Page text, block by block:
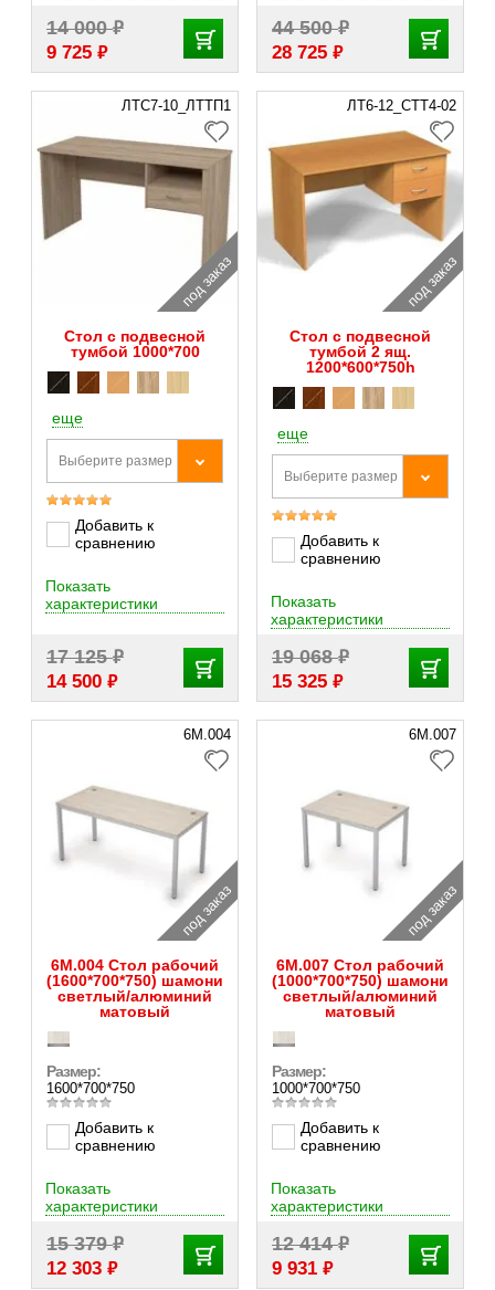
14 000₽
9 725 ₽
44 500₽
28 725 ₽
ЛТС7-10_ЛТТП1
под заказ
Стол с подвесной
тумбой 1000*700
еще
Выберите размер
Добавить к
сравнению
17 125₽
14 500 ₽
Показать
характеристики
ЛТ6-12_СТT4-02
под заказ
Стол с подвесной
тумбой 2 ящ.
1200*600*750h
еще
Выберите размер
Добавить к
сравнению
19 068₽
15 325 ₽
Показать
характеристики
6М.004
под заказ
6М.004 Стол рабочий
(1600*700*750) шамони
светлый/алюминий
матовый
Размер:
1600*700*750
Добавить к
сравнению
15 379₽
12 303 ₽
Показать
характеристики
6М.007
под заказ
6М.007 Стол рабочий
(1000*700*750) шамони
светлый/алюминий
матовый
Размер:
1000*700*750
Добавить к
сравнению
12 414₽
9 931 ₽
Показать
характеристики